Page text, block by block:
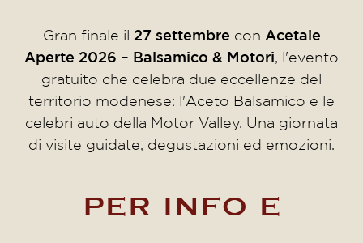
Gran finale il 27 settembre con Acetaie
Aperte 2026 – Balsamico & Motori , l'evento
gratuito che celebra due eccellenze del
territorio modenese: l'Aceto Balsamico e le
celebri auto della Motor Valley. Una giornata
di visite guidate, degustazioni ed emozioni.
PER INFO E